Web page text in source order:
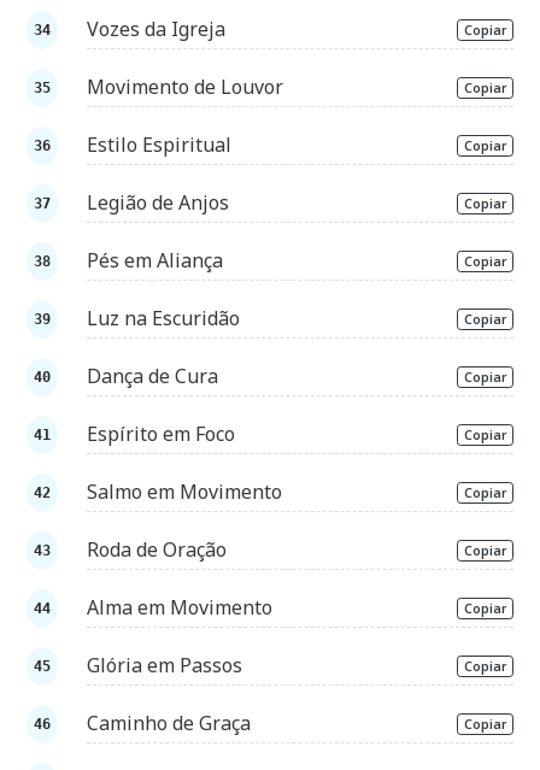
Vozes da Igreja Copiar
Movimento de Louvor Copiar
Estilo Espiritual Copiar
Legião de Anjos Copiar
Pés em Aliança Copiar
Luz na Escuridão Copiar
Dança de Cura Copiar
Espírito em Foco Copiar
Salmo em Movimento Copiar
Roda de Oração Copiar
Alma em Movimento Copiar
Glória em Passos Copiar
Caminho de Graça Copiar